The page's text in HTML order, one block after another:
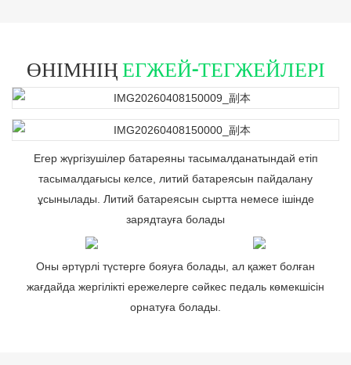
ӨНІМНІҢЕГЖЕЙ-ТЕГЖЕЙЛЕРІ
Егер жүргізушілер батареяны тасымалданатындай етіп
тасымалдағысы келсе, литий батареясын пайдалану
ұсынылады. Литий батареясын сыртта немесе ішінде
зарядтауға болады
Оны әртүрлі түстерге бояуға болады, ал қажет болған
жағдайда жергілікті ережелерге сәйкес педаль көмекшісін
орнатуға болады.